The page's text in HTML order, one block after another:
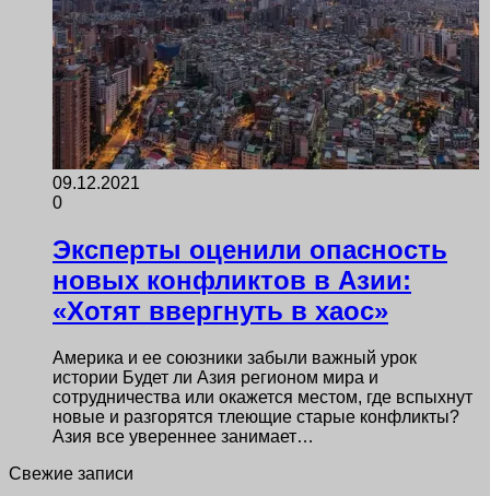
09.12.2021
0
Эксперты оценили опасность
новых конфликтов в Азии:
«Хотят ввергнуть в хаос»
Америка и ее союзники забыли важный урок
истории Будет ли Азия регионом мира и
сотрудничества или окажется местом, где вспыхнут
новые и разгорятся тлеющие старые конфликты?
Азия все увереннее занимает…
Свежие записи